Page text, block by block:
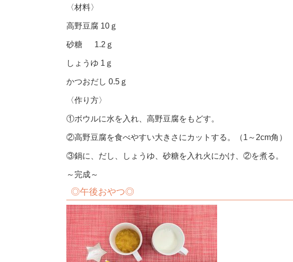
〈材料〉
高野豆腐 10ｇ
砂糖 1.2ｇ
しょうゆ 1ｇ
かつおだし 0.5ｇ
〈作り方〉
①ボウルに水を入れ、高野豆腐をもどす。
②高野豆腐を食べやすい大きさにカットする。（1～2cm角）
③鍋に、だし、しょうゆ、砂糖を入れ火にかけ、②を煮る。
～完成～
◎午後おやつ◎